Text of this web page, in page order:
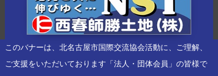
このバナーは、北名古屋市国際交流協会活動に、ご理解、
ご支援をいただいております「法人・団体会員」の皆様で